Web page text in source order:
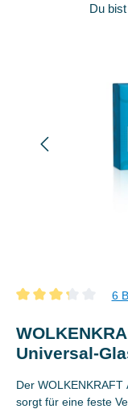
Du
Durchschnittliche
6
Universal-
Der
sorgt für eine feste